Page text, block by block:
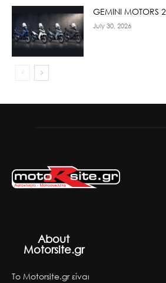
GEMINI MOTORS
July 30, 2026
About
Motorsite.gr
Το Motorsite.gr είναι